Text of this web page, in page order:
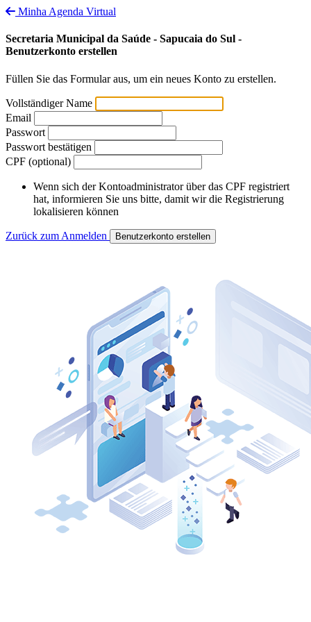
Minha Agenda Virtual
Secretaria Municipal da Saúde - Sapucaia do Sul -
Benutzerkonto erstellen
Füllen Sie das Formular aus, um ein neues Konto zu erstellen.
Vollständiger Name
Email
Passwort
Passwort bestätigen
CPF (optional)
Wenn sich der Kontoadministrator über das CPF registriert
hat, informieren Sie uns bitte, damit wir die Registrierung
lokalisieren können
Zurück zum Anmelden Benutzerkonto erstellen